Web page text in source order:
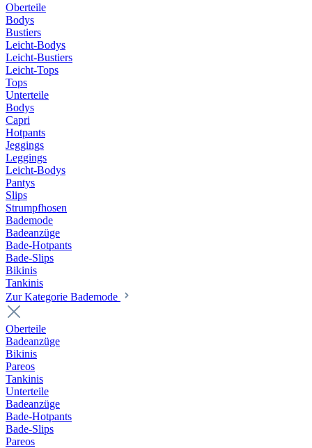
Oberteile
Bodys
Bustiers
Leicht-Bodys
Leicht-Bustiers
Leicht-Tops
Tops
Unterteile
Bodys
Capri
Hotpants
Jeggings
Leggings
Leicht-Bodys
Pantys
Slips
Strumpfhosen
Bademode
Badeanzüge
Bade-Hotpants
Bade-Slips
Bikinis
Tankinis
Zur Kategorie Bademode
Oberteile
Badeanzüge
Bikinis
Pareos
Tankinis
Unterteile
Badeanzüge
Bade-Hotpants
Bade-Slips
Pareos